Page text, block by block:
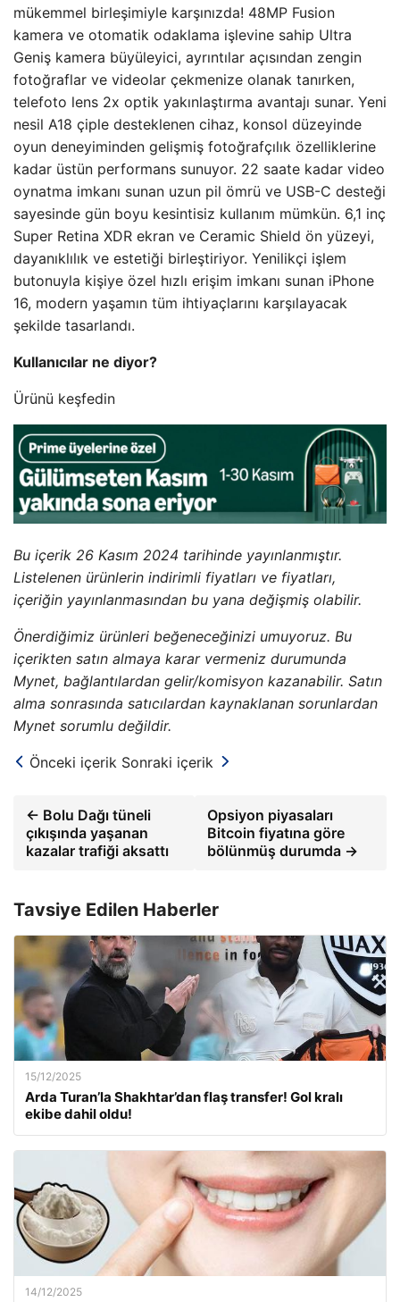
mükemmel birleşimiyle karşınızda! 48MP Fusion
kamera ve otomatik odaklama işlevine sahip Ultra
Geniş kamera büyüleyici, ayrıntılar açısından zengin
fotoğraflar ve videolar çekmenize olanak tanırken,
telefoto lens 2x optik yakınlaştırma avantajı sunar. Yeni
nesil A18 çiple desteklenen cihaz, konsol düzeyinde
oyun deneyiminden gelişmiş fotoğrafçılık özelliklerine
kadar üstün performans sunuyor. 22 saate kadar video
oynatma imkanı sunan uzun pil ömrü ve USB-C desteği
sayesinde gün boyu kesintisiz kullanım mümkün. 6,1 inç
Super Retina XDR ekran ve Ceramic Shield ön yüzeyi,
dayanıklılık ve estetiği birleştiriyor. Yenilikçi işlem
butonuyla kişiye özel hızlı erişim imkanı sunan iPhone
16, modern yaşamın tüm ihtiyaçlarını karşılayacak
şekilde tasarlandı.
Kullanıcılar ne diyor?
Ürünü keşfedin
Bu içerik 26 Kasım 2024 tarihinde yayınlanmıştır.
Listelenen ürünlerin indirimli fiyatları ve fiyatları,
içeriğin yayınlanmasından bu yana değişmiş olabilir.
Önerdiğimiz ürünleri beğeneceğinizi umuyoruz. Bu
içerikten satın almaya karar vermeniz durumunda
Mynet, bağlantılardan gelir/komisyon kazanabilir. Satın
alma sonrasında satıcılardan kaynaklanan sorunlardan
Mynet sorumlu değildir.
Önceki içerik Sonraki içerik
← Bolu Dağı tüneli
çıkışında yaşanan
kazalar trafiği aksattı
Opsiyon piyasaları
Bitcoin fiyatına göre
bölünmüş durumda →
Tavsiye Edilen Haberler
15/12/2025
Arda Turan’la Shakhtar’dan flaş transfer! Gol kralı
ekibe dahil oldu!
14/12/2025